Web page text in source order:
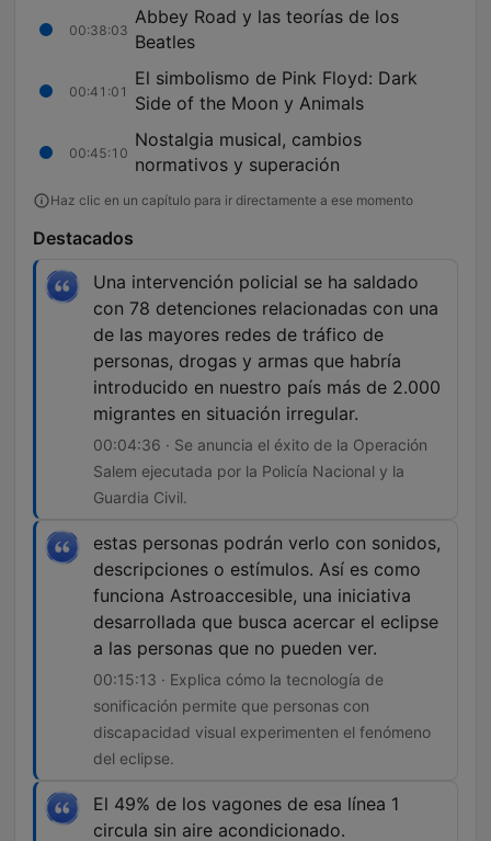
00:38:03
Abbey Road y las teorías de los
Beatles
00:41:01
El simbolismo de Pink Floyd: Dark
Side of the Moon y Animals
00:45:10
Nostalgia musical, cambios
normativos y superación
Haz clic en un capítulo para ir directamente a ese momento
Destacados
Una intervención policial se ha saldado
con 78 detenciones relacionadas con una
de las mayores redes de tráfico de
personas, drogas y armas que habría
introducido en nuestro país más de 2.000
migrantes en situación irregular.
00:04:36 · Se anuncia el éxito de la Operación
Salem ejecutada por la Policía Nacional y la
Guardia Civil.
estas personas podrán verlo con sonidos,
descripciones o estímulos. Así es como
funciona Astroaccesible, una iniciativa
desarrollada que busca acercar el eclipse
a las personas que no pueden ver.
00:15:13 · Explica cómo la tecnología de
sonificación permite que personas con
discapacidad visual experimenten el fenómeno
del eclipse.
El 49% de los vagones de esa línea 1
circula sin aire acondicionado.